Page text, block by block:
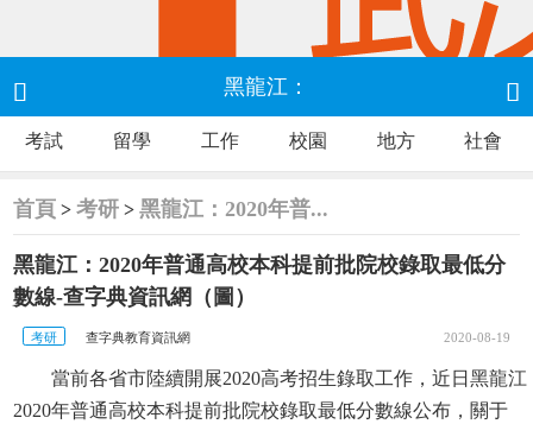
 黑龍江：
2020年普通高校本科提前批院校錄取最低分數線-
查字典資訊網

考試 留學 工作 校園 地方 社會
首頁 >考研 >黑龍江：2020年普...
黑龍江：2020年普通高校本科提前批院校錄取最低分
數線-查字典資訊網（圖）
考研 查字典教育資訊網 2020-08-19
當前各省市陸續開展2020高考招生錄取工作，近日黑龍江
2020年普通高校本科提前批院校錄取最低分數線公布，關于